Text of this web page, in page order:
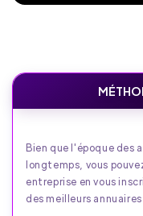
Bien que l'époque des
longtemps, vous
entreprise en vous
des meilleurs